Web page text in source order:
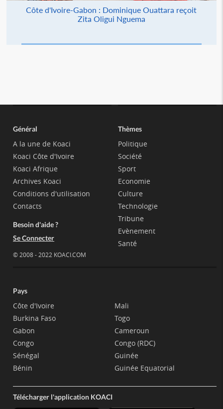
Côte d'Ivoire-Gabon : Dominique Ouattara reçoit
Zita Oligui Nguema
Général
A la une de Koaci
Koaci Côte d'Ivoire
Koaci Afrique
Archives Koaci
Conditions d'utilisation
Contacts
Besoin d'aide ?
Se Connecter
© 2008 - 2022 KOACI.COM
Thèmes
Politique
Société
Sport
Economie
Culture
Technologie
Tribune
Evènement
Santé
Pays
Côte d'Ivoire
Burkina Faso
Gabon
Congo
Sénégal
Bénin
Mali
Togo
Cameroun
Congo (RDC)
Guinée
Guinée Equatorial
Télécharger l'application KOACI